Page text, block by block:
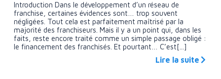
Introduction Dans le développement d’un réseau de
franchise, certaines évidences sont… trop souvent
négligées. Tout cela est parfaitement maîtrisé par la
majorité des franchiseurs. Mais il y a un point qui, dans les
faits, reste encore traité comme un simple passage obligé :
le financement des franchisés. Et pourtant… C’est[...]
Lire la suite